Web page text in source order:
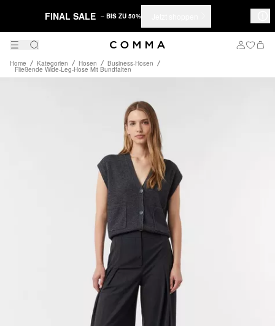
FINAL SALE – BIS ZU 50%
Home Kategorien Hosen Business-Hosen
Fließende Wide-Leg-Hose Mit Bundfalten